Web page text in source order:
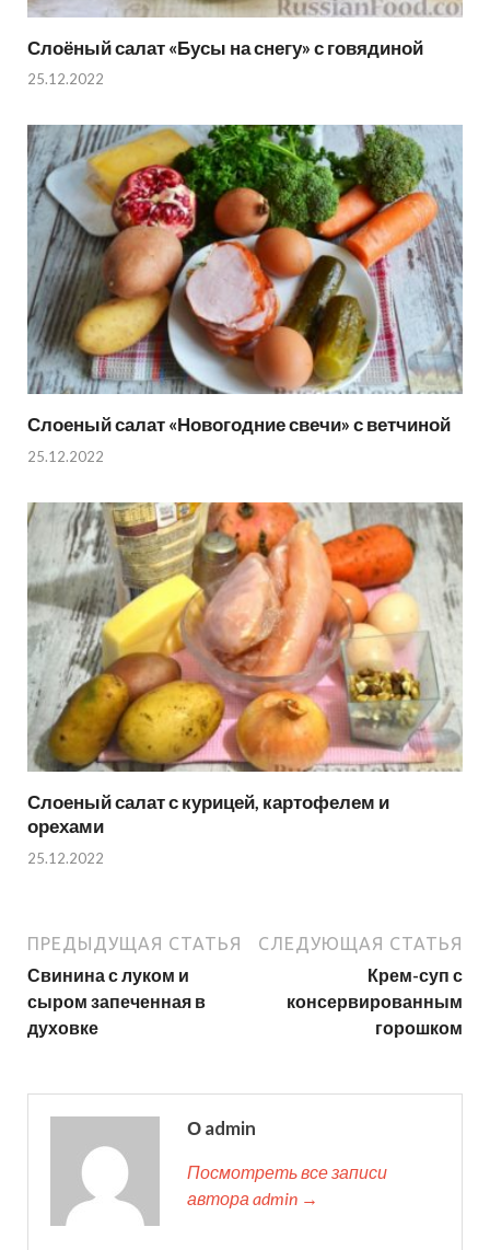
Слоёный салат «Бусы на снегу» с говядиной
25.12.2022
Слоеный салат «Новогодние свечи» с ветчиной
25.12.2022
Слоеный салат с курицей, картофелем и
орехами
25.12.2022
ПРЕДЫДУЩАЯ СТАТЬЯ
Свинина с луком и
сыром запеченная в
духовке
СЛЕДУЮЩАЯ СТАТЬЯ
Крем-суп с
консервированным
горошком
О admin
Посмотреть все записи
автора admin →